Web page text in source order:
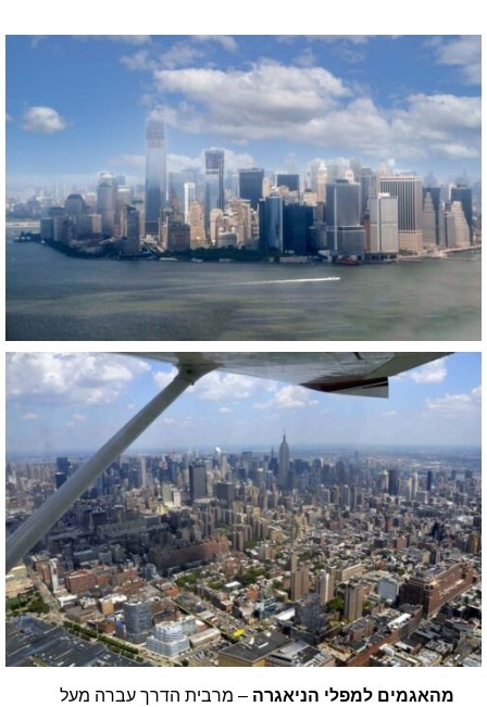
מהאגמים למפלי הניאגרה – מרבית הדרך עברה מעל